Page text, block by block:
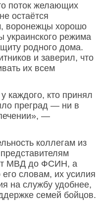
поток желающих
остаётся
воронежцы хорошо
украинского режима
родного дома.
и заверил, что
их всем
каждого, кто принял
преград — ни в
—
коллегам из
МВД до ФСИН, а
словам, их усилия
на службу удобнее,
семей бойцов.